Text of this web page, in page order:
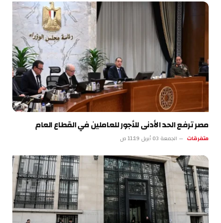
مصر ترفع الحد الأدنى للأجور للعاملين في القطاع العام
متفرقات الجمعة 03 أبريل 11:19 ص